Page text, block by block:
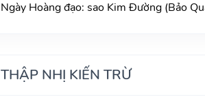
Ngày Hoàng đạo: sao Kim Đường (Bảo
THẬP NHỊ KIẾN TRỪ